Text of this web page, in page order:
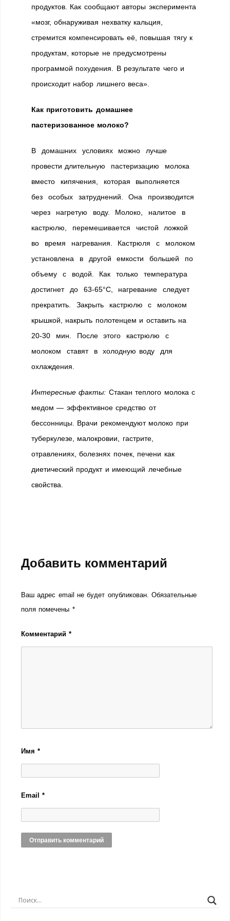
продуктов. Как сообщают авторы эксперимента
«мозг, обнаруживая нехватку кальция,
стремится компенсировать её, повышая тягу к
продуктам, которые не предусмотрены
программой похудения. В результате чего и
происходит набор лишнего веса».
Как приготовить домашнее
пастеризованное молоко?
В домашних условиях можно лучше
провести длительную пастеризацию молока
вместо кипячения, которая выполняется
без особых затруднений. Она производится
через нагретую воду. Молоко, налитое в
кастрюлю, перемешивается чистой ложкой
во время нагревания. Кастрюля с молоком
установлена в другой емкости большей по
объему с водой. Как только температура
достигнет до 63-65°С, нагревание следует
прекратить. Закрыть кастрюлю с молоком
крышкой, накрыть полотенцем и оставить на
20-30 мин. После этого кастрюлю с
молоком ставят в холодную воду для
охлаждения.
Интересные факты: Стакан теплого молока с
медом — эффективное средство от
бессонницы. Врачи рекомендуют молоко при
туберкулезе, малокровии, гастрите,
отравлениях, болезнях почек, печени как
диетический продукт и имеющий лечебные
свойства.
Добавить комментарий
Ваш адрес email не будет опубликован. Обязательные
поля помечены *
Комментарий*
Имя*
Email*